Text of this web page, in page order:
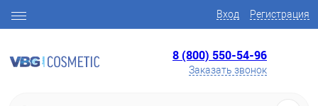
Вход Регистрация
8 (800) 550-54-96
Заказать звонок